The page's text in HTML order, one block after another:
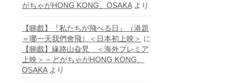
がちゃがHONG KONG、OSAKAより
【睇戲】『私たちが飛べる日』（港題
＝哪一天我們會飛）＜日本初上映＞ に
【睇戲】緣路山旮旯 ＜海外プレミア
上映＞ – どがちゃがHONG KONG、
OSAKAより